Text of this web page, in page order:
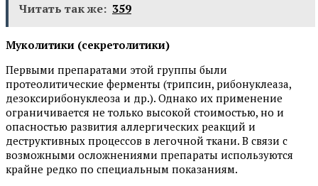
Читать так же: 359
Муколитики (секретолитики)
Первыми препаратами этой группы были
протеолитические ферменты (трипсин, рибонуклеаза,
дезоксирибонуклеоза и др.). Однако их применение
ограничивается не только высокой стоимостью, но и
опасностью развития аллергических реакций и
деструктивных процессов в легочной ткани. В связи с
возможными осложнениями препараты используются
крайне редко по специальным показаниям.